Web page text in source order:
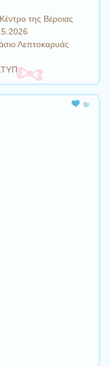
της Βέροιας
Λεπτοκαρυάς